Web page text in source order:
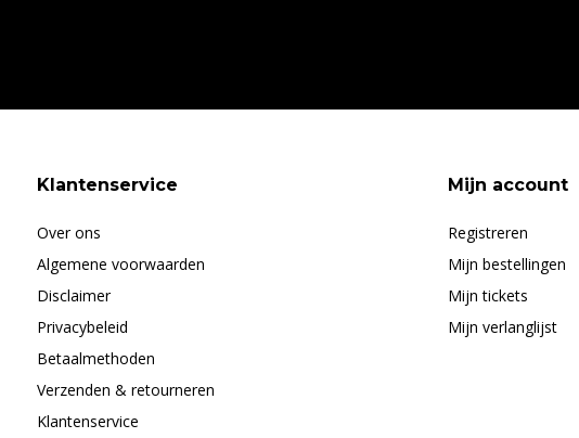
Klantenservice
Over ons
Algemene voorwaarden
Disclaimer
Privacybeleid
Betaalmethoden
Verzenden & retourneren
Klantenservice
Mijn account
Registreren
Mijn bestellingen
Mijn tickets
Mijn verlanglijst